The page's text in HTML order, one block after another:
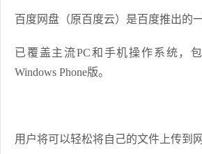
百度网盘 （原百度云）是百度推出的
已覆盖主流PC和手机操作系统，包
Windows Phone版。
用户将可以轻松将自己的文件上传到